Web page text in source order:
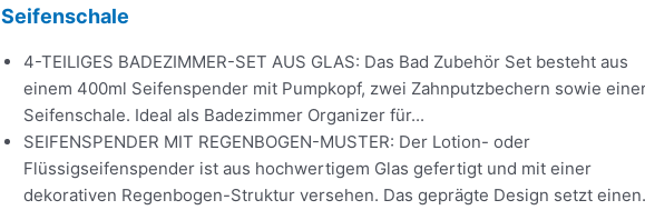
Seifenschale
4-TEILIGES BADEZIMMER-SET AUS GLAS: Das Bad Zubehör Set besteht aus
einem 400ml Seifenspender mit Pumpkopf, zwei Zahnputzbechern sowie
Seifenschale. Ideal als Badezimmer Organizer für...
SEIFENSPENDER MIT REGENBOGEN-MUSTER: Der Lotion- oder
Flüssigseifenspender ist aus hochwertigem Glas gefertigt und mit einer
dekorativen Regenbogen-Struktur versehen. Das geprägte Design setzt